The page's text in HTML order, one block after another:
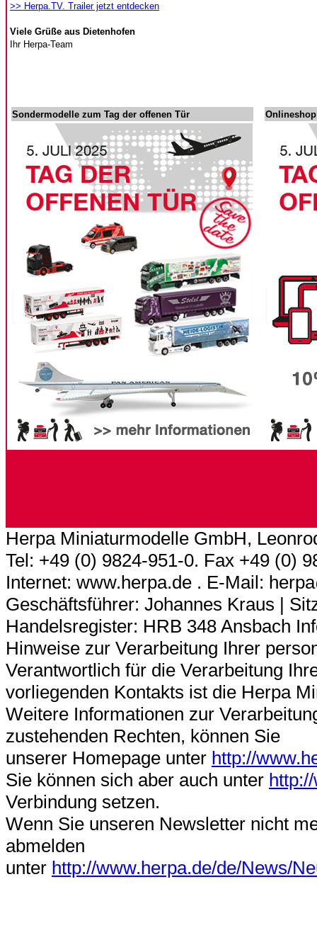
>> Herpa.TV. Trailer jetzt entdecken
Viele Grüße aus Dietenhofen
Ihr Herpa-Team
Sondermodelle zum Tag der offenen Tür
Herpa Miniaturmodelle GmbH,
Tel: +49 (0) 9824-951-0. Fax +49 (0)
Internet: www.herpa.de . E-Mail:
Geschäftsführer: Johannes Kraus |
Handelsregister: HRB 348 Ansbach
Hinweise zur Verarbeitung Ihrer
Verantwortlich für die Verarbeitung
vorliegenden Kontakts ist die Herpa
Weitere Informationen zur
zustehenden Rechten, können Sie
unserer Homepage unter http://
Sie können sich aber auch unter
Verbindung setzen.
Wenn Sie unseren Newsletter nicht
abmelden
unter http://www.herpa.de/de/News/